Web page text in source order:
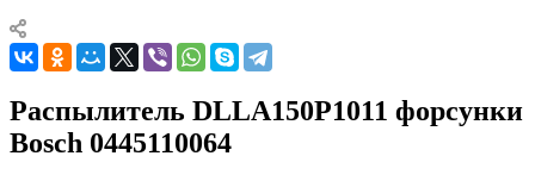
Распылитель DLLA150P1011 форсунки
Bosch 0445110064